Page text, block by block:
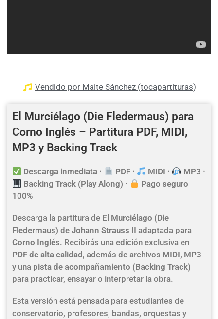
Vendido por Maite Sánchez (tocapartituras)
El Murciélago (Die Fledermaus) para
Corno Inglés – Partitura PDF, MIDI,
MP3 y Backing Track
Descarga inmediata · PDF · MIDI ·
MP3 ·
Backing Track (Play Along) ·
Pago seguro
100%
Descarga la partitura de El Murciélago (Die
Fledermaus) de Johann Strauss II adaptada para
Corno Inglés. Recibirás una edición exclusiva en
PDF de alta calidad , además de archivos MIDI, MP3
y una pista de acompañamiento (Backing Track)
para practicar, ensayar o interpretar la obra.
Esta versión está pensada para estudiantes de
conservatorio, profesores, bandas, orquestas y